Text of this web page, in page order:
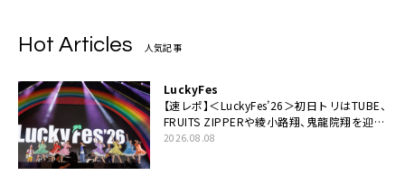
Hot Articles 人気記事
LuckyFes
【速レポ】＜LuckyFes’26＞初日トリはTUBE、
FRUITS ZIPPERや綾小路翔、鬼龍院翔を迎え
た豪華コラボも「知ってたらぜひ一緒に歌っ
2026.08.08